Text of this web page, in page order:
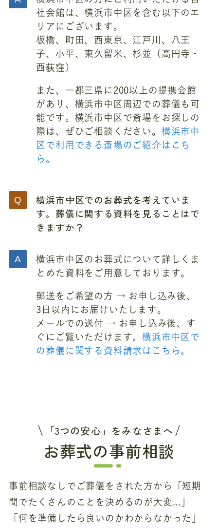
社会館は、横浜市中区を含む以下のエ
リアにございます。
板橋、町田、西東京、江戸川、八王
子、小平、東久留米、杉並（高円寺・
西荻窪）
また、一都三県に200以上の提携会館
があり、横浜市中区周辺での葬儀も可
能です。横浜市中区で斎場をお探しの
際は、ぜひご相談ください。 横浜市中
区で利用できる斎場のご紹介はこち
ら。
横浜市中区でのお葬式を考えていま
す。葬儀に関する資料を見ることはで
きますか？
横浜市中区のお葬式について詳しくま
とめた資料をご用意しております。
郵送をご希望の方 → お申し込み後、
3日以内にお届けいたします。
メールでの送付 → お申し込み後、す
ぐにご覧いただけます。横浜市中区で
の葬儀に関する資料請求はこちら。
「3つの安心」をみなさまへ
お葬式の事前相談
事前相談なしでご葬儀をされた方から「短期
間でたくさんのことを決めるのが大変...」
「何を準備したら良いのかわからなかった」